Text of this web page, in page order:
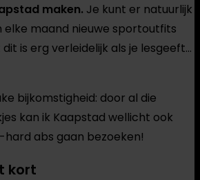
maken. Je kunt er natuurlijk
elke maand nieuwe sportoutfits
is erg verleidelijk als je lesgeeft…
bijkomstigheid: door al die
kan ik Kaapstad wellicht ook
abs gaan bezoeken!
kort